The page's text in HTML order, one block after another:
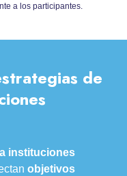
a los participantes.
de
instituciones
objetivos